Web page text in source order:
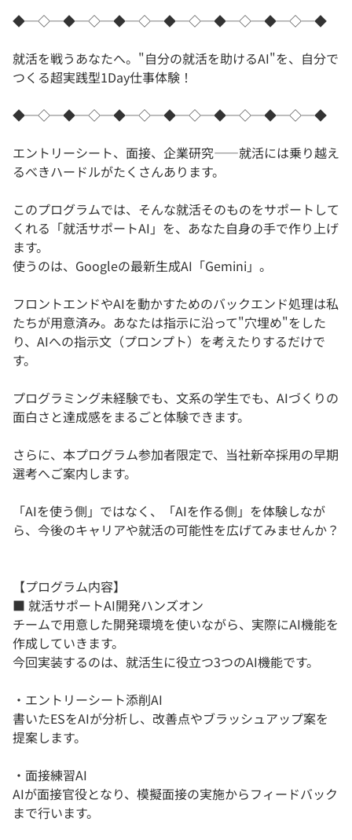
◆─◇─◆─◇─◆─◇─◆─◇─◆─◇─◆─◇─◆
就活を戦うあなたへ。"自分の就活を助けるAI"を、自分で
つくる超実践型1Day仕事体験！
◆─◇─◆─◇─◆─◇─◆─◇─◆─◇─◆─◇─◆
エントリーシート、面接、企業研究――就活には乗り越え
るべきハードルがたくさんあります。
このプログラムでは、そんな就活そのものをサポートして
くれる「就活サポートAI」を、あなた自身の手で作り上げ
ます。
使うのは、Googleの最新生成AI「Gemini」。
フロントエンドやAIを動かすためのバックエンド処理は私
たちが用意済み。あなたは指示に沿って"穴埋め"をした
り、AIへの指示文（プロンプト）を考えたりするだけで
す。
プログラミング未経験でも、文系の学生でも、AIづくりの
面白さと達成感をまるごと体験できます。
さらに、本プログラム参加者限定で、当社新卒採用の早期
選考へご案内します。
「AIを使う側」ではなく、「AIを作る側」を体験しなが
ら、今後のキャリアや就活の可能性を広げてみませんか？
【プログラム内容】
■ 就活サポートAI開発ハンズオン
チームで用意した開発環境を使いながら、実際にAI機能を
作成していきます。
今回実装するのは、就活生に役立つ3つのAI機能です。
・エントリーシート添削AI
書いたESをAIが分析し、改善点やブラッシュアップ案を
提案します。
・面接練習AI
AIが面接官役となり、模擬面接の実施からフィードバック
まで行います。